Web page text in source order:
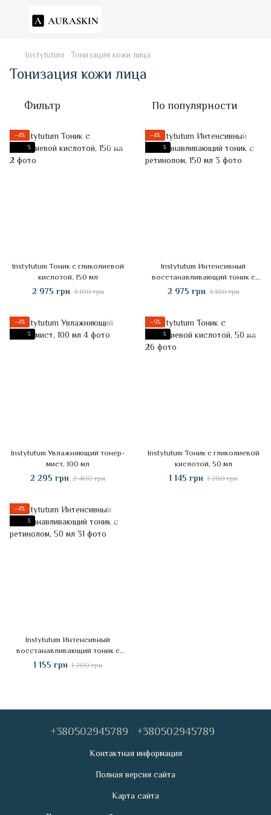
Instytutum Тонизация кожи лица
Тонизация кожи лица
Фильтр По популярности
−4%
3
Instytutum Тоник с гликолиевой
кислотой, 150 мл
2 975 грн 3 100 грн
−4%
3
Instytutum Интенсивный
восстанавливающий тоник с
ретинолом, 150 мл
2 975 грн 3 100 грн
−4%
3
Instytutum Увлажняющий тонер-
мист, 100 мл
2 295 грн 2 400 грн
−5%
3
Instytutum Тоник с гликолиевой
кислотой, 50 мл
1 145 грн 1 200 грн
−4%
3
Instytutum Интенсивный
восстанавливающий тоник с
ретинолом, 50 мл
1 155 грн 1 200 грн
+380502945789 +380502945789
Контактная информация
Полная версия сайта
Карта сайта